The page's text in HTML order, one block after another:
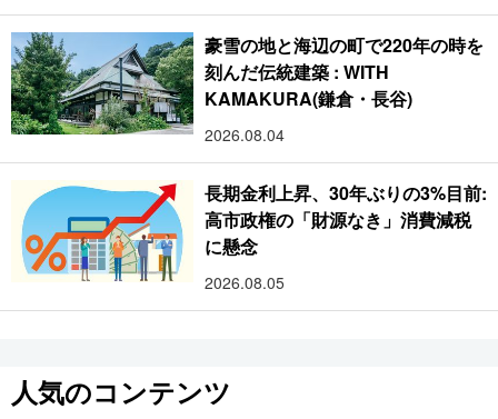
豪雪の地と海辺の町で220年の時を
刻んだ伝統建築 : WITH
KAMAKURA(鎌倉・長谷)
2026.08.04
長期金利上昇、30年ぶりの3%目前:
高市政権の「財源なき」消費減税
に懸念
2026.08.05
人気のコンテンツ